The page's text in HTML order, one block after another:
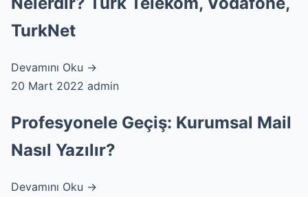
TurkNet
Devamını Oku →
20 Mart 2022 admin
Profesyonele Geçiş: Kurumsal Mail
Nasıl Yazılır?
Devamını Oku →